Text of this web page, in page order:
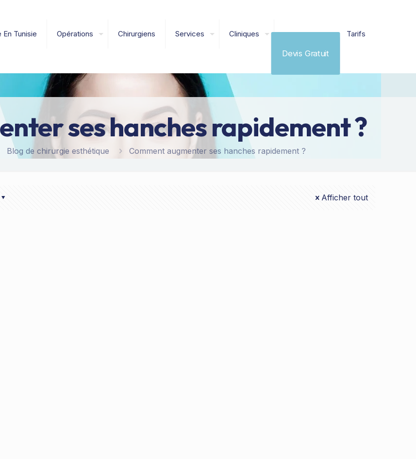
Tunisie Opérations Chirurgiens Services Cliniques
Devis Gratuit
Tarifs
ses hanches rapidement ?
Blog de chirurgie esthétique Comment augmenter ses hanches rapidement ?
Afficher tout